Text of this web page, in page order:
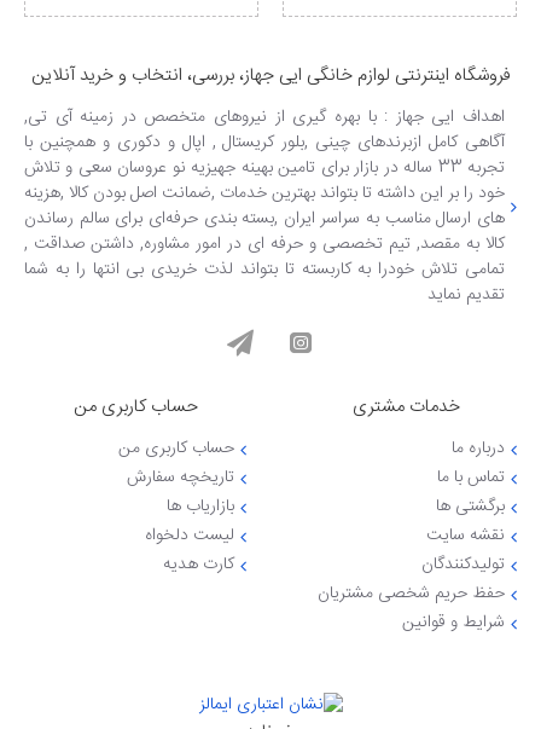
فروشگاه اینترنتی لوازم خانگی ایی جهاز، بررسی، انتخاب و خرید آنلاین
اهداف ایی جهاز : با بهره گیری از نیروهای متخصص در زمینه آی تی,
آگاهی کامل ازبرندهای چینی ,بلور کریستال , اپال و دکوری و همچنین با
تجربه 33 ساله در بازار برای تامین بهینه جهیزیه نو عروسان سعی و تلاش
خود را بر این داشته تا بتواند بهترین خدمات ,ضمانت اصل بودن کالا ,هزینه
های ارسال مناسب به سراسر ایران ,بسته بندی حرفه‌ای برای سالم رساندن
کالا به مقصد, تیم تخصصی و حرفه ای در امور مشاوره, داشتن صداقت ,
تمامی تلاش خودرا به کاربسته تا بتواند لذت خریدی بی انتها را به شما
تقدیم نماید
خدمات مشتری
درباره ما
تماس با ما
برگشتی ها
نقشه سایت
تولیدکنندگان
حفظ حریم شخصی مشتریان
شرایط و قوانین
حساب کاربری من
حساب کاربری من
تاریخچه سفارش
بازاریاب ها
لیست دلخواه
کارت هدیه